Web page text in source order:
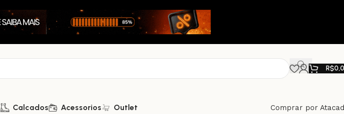
R$
Calcados Acessorios Outlet Comprar por